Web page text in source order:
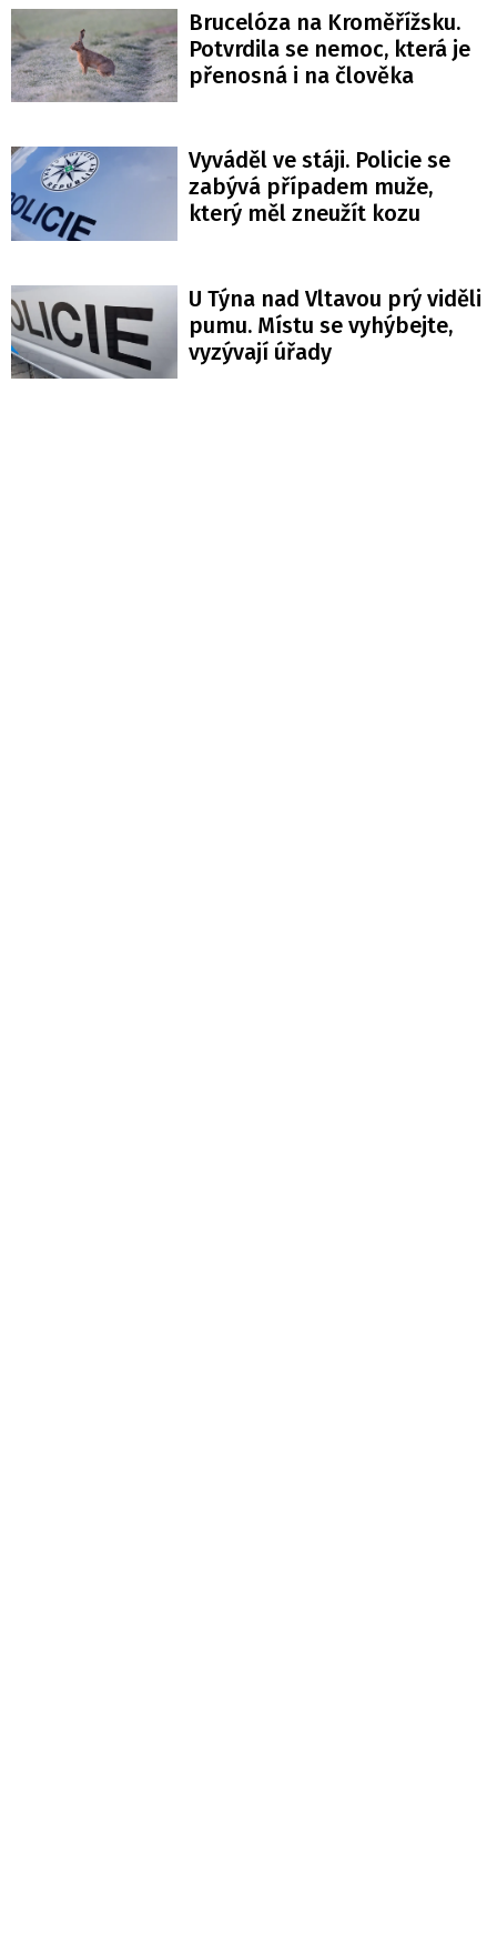
Brucelóza na Kroměřížsku.
Potvrdila se nemoc, která je
přenosná i na člověka
Vyváděl ve stáji. Policie se
zabývá případem muže,
který měl zneužít kozu
U Týna nad Vltavou prý viděli
pumu. Místu se vyhýbejte,
vyzývají úřady